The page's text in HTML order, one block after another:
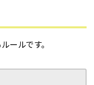
ールです。